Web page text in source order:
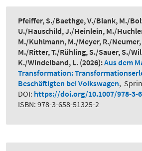
Pfeiffer, S./Baethge, V./Blank, M./
U./Hauschild, J./Heinlein, M./
M./Kuhlmann, M./Meyer, R./
M./Ritter, T./Rühling, S./Sauer, S./
K./Windelband, L. (2026):Aus dem
Transformation:
Beschäftigten bei Volkswagen,
DOI: https://doi.org/10.1007/978-3-
ISBN: 978-3-658-51325-2